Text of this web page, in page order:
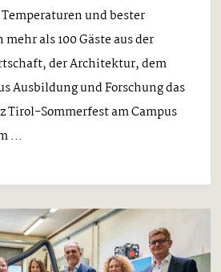
und bester
als 100 Gäste aus der
der Architektur, dem
Ausbildung und Forschung das
Tirol-Sommerfest am Campus
...